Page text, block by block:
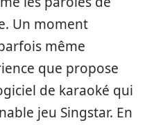
Un moment
même
que propose
de karaoké qui
jeu Singstar. En